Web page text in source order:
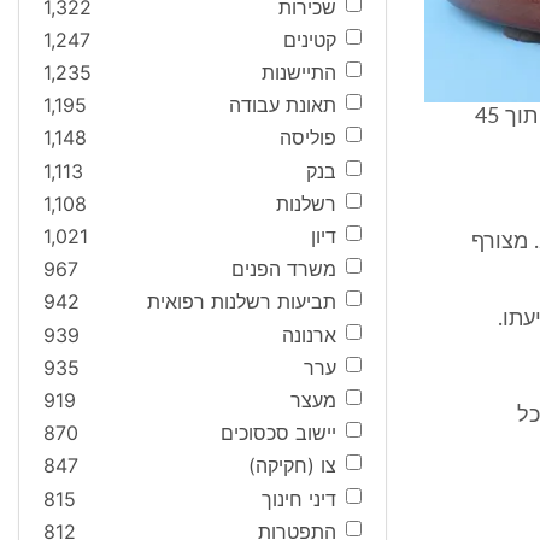
בית המשפט גזר על המערער קנס בסך 1,300 ש"ח והודיע לו זכותו לערער תוך 45
"1. ביום 15/5/00 נדחה הדיון והמבקש רשם כי הדיון נדחה ליום 28/12/00. מצורף
שכירות
1,322
קטינים
1,247
התיישנות
1,235
תאונת עבודה
1,195
פוליסה
1,148
בנק
1,113
רשלנות
1,108
דיון
1,021
משרד הפנים
967
תביעות רשלנות רפואית
942
ארנונה
939
ערר
935
מעצר
919
יישוב סכסוכים
870
צו (חקיקה)
847
דיני חינוך
815
התפטרות
812